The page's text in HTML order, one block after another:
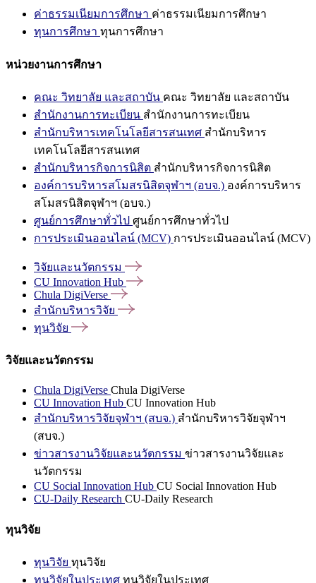
ค่าธรรมเนียมการศึกษา ค่าธรรมเนียมการศึกษา
ทุนการศึกษา ทุนการศึกษา
หน่วยงานการศึกษา
คณะ วิทยาลัย และสถาบัน คณะ วิทยาลัย และสถาบัน
สำนักงานการทะเบียน สำนักงานการทะเบียน
สำนักบริหารเทคโนโลยีสารสนเทศ สำนักบริหาร
เทคโนโลยีสารสนเทศ
สำนักบริหารกิจการนิสิต สำนักบริหารกิจการนิสิต
องค์การบริหารสโมสรนิสิตจุฬาฯ (อบจ.) องค์การบริหาร
สโมสรนิสิตจุฬาฯ (อบจ.)
ศูนย์การศึกษาทั่วไป ศูนย์การศึกษาทั่วไป
การประเมินออนไลน์ (MCV) การประเมินออนไลน์ (MCV)
วิจัยและนวัตกรรม
CU Innovation Hub
Chula DigiVerse
สำนักบริหารวิจัย
ทุนวิจัย
วิจัยและนวัตกรรม
Chula DigiVerse Chula DigiVerse
CU Innovation Hub CU Innovation Hub
สำนักบริหารวิจัยจุฬาฯ (สบจ.) สำนักบริหารวิจัยจุฬาฯ
(สบจ.)
ข่าวสารงานวิจัยและนวัตกรรม ข่าวสารงานวิจัยและ
นวัตกรรม
CU Social Innovation Hub CU Social Innovation Hub
CU-Daily Research CU-Daily Research
ทุนวิจัย
ทุนวิจัย ทุนวิจัย
ทุนวิจัยในประเทศ ทุนวิจัยในประเทศ